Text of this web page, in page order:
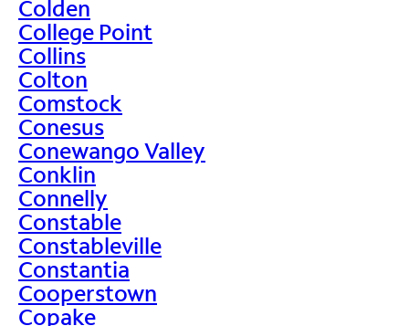
Colden
College Point
Collins
Colton
Comstock
Conesus
Conewango Valley
Conklin
Connelly
Constable
Constableville
Constantia
Cooperstown
Copake